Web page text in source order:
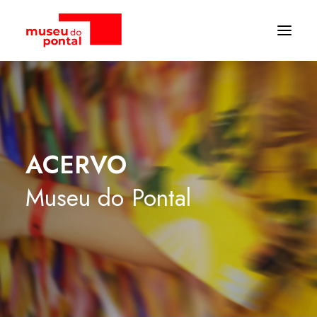
ACERVO
Museu do Pontal